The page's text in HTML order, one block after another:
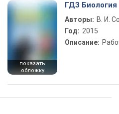
показать
обложку
ГДЗ Биология
Авторы: В. И.
Год: 2015
Описание: